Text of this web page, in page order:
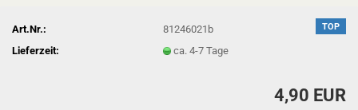
TOP
Art.Nr.:
81246021b
Lieferzeit:
ca. 4-7 Tage
4,90 EUR